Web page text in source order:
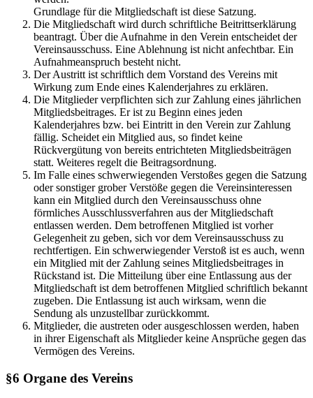
Grundlage für die Mitgliedschaft ist diese Satzung.
Die Mitgliedschaft wird durch schriftliche Beitrittserklärung
beantragt. Über die Aufnahme in den Verein entscheidet der
Vereinsausschuss. Eine Ablehnung ist nicht anfechtbar. Ein
Aufnahmeanspruch besteht nicht.
Der Austritt ist schriftlich dem Vorstand des Vereins mit
Wirkung zum Ende eines Kalenderjahres zu erklären.
Die Mitglieder verpflichten sich zur Zahlung eines jährlichen
Mitgliedsbeitrages. Er ist zu Beginn eines jeden
Kalenderjahres bzw. bei Eintritt in den Verein zur Zahlung
fällig. Scheidet ein Mitglied aus, so findet keine
Rückvergütung von bereits entrichteten Mitgliedsbeiträgen
statt. Weiteres regelt die Beitragsordnung.
Im Falle eines schwerwiegenden Verstoßes gegen die Satzung
oder sonstiger grober Verstöße gegen die Vereinsinteressen
kann ein Mitglied durch den Vereinsausschuss ohne
förmliches Ausschlussverfahren aus der Mitgliedschaft
entlassen werden. Dem betroffenen Mitglied ist vorher
Gelegenheit zu geben, sich vor dem Vereinsausschuss zu
rechtfertigen. Ein schwerwiegender Verstoß ist es auch, wenn
ein Mitglied mit der Zahlung seines Mitgliedsbeitrages in
Rückstand ist. Die Mitteilung über eine Entlassung aus der
Mitgliedschaft ist dem betroffenen Mitglied schriftlich bekannt
zugeben. Die Entlassung ist auch wirksam, wenn die
Sendung als unzustellbar zurückkommt.
Mitglieder, die austreten oder ausgeschlossen werden, haben
in ihrer Eigenschaft als Mitglieder keine Ansprüche gegen das
Vermögen des Vereins.
§6 Organe des Vereins